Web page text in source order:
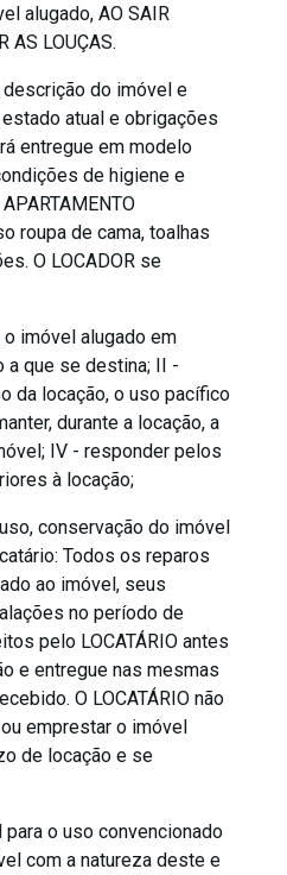
alugado, AO SAIR
AS LOUÇAS.
descrição do imóvel e
atual e obrigações
entregue em modelo
de higiene e
roupa de cama, toalhas
O LOCADOR se
imóvel alugado em
a que se destina; II -
da locação, o uso pacífico
durante a locação, a
IV - responder pelos
à locação;
conservação do imóvel
Todos os reparos
ao imóvel, seus
no período de
pelo LOCATÁRIO antes
e entregue nas mesmas
O LOCATÁRIO não
emprestar o imóvel
de locação e se
o uso convencionado
com a natureza deste e